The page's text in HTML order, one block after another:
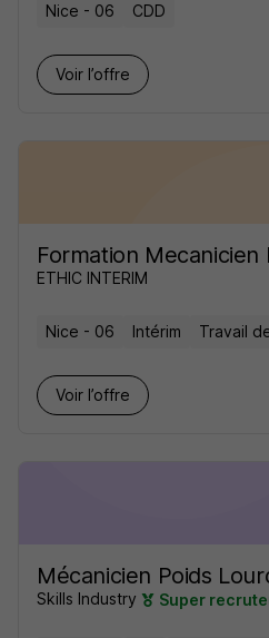
Nice - 06 CDD
Voir l’offre
Formation Mecanicien
ETHIC INTERIM
Nice - 06 Intérim Travail
Voir l’offre
Mécanicien Poids
Skills Industry Super